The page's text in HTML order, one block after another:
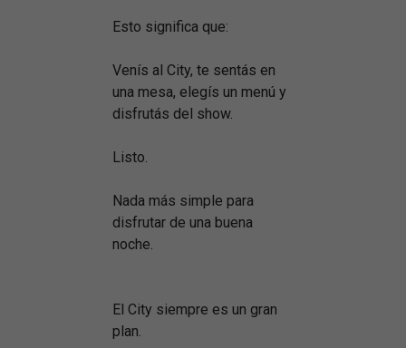
Esto significa que:
Venís al City, te sentás en
una mesa, elegís un menú y
disfrutás del show.
Listo.
Nada más simple para
disfrutar de una buena
noche.
El City siempre es un gran
plan.